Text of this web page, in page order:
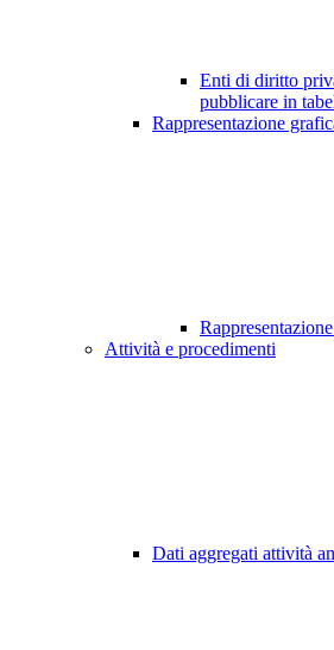
Enti di diritto
pubblicare in
Rappresentazione
Attività e procedimenti
Dati aggregati attività